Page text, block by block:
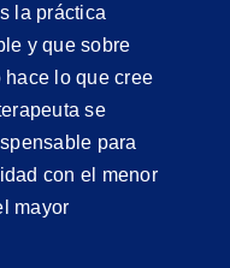
la práctica
y que sobre
hace lo que cree
se
para
con el menor
mayor